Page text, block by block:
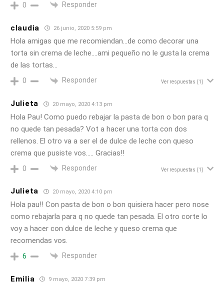
0 Responder
claudia 26 junio, 2020 5:59 pm
Hola amigas que me recomiendan…de como decorar una
torta sin crema de leche….ami pequeño no le gusta la crema
de las tortas…
0 Responder Ver respuestas (1)
Julieta 20 mayo, 2020 4:13 pm
Hola Pau! Como puedo rebajar la pasta de bon o bon para q
no quede tan pesada? Vot a hacer una torta con dos
rellenos. El otro va a ser el de dulce de leche con queso
crema que pusiste vos….. Gracias!!
0 Responder Ver respuestas (1)
Julieta 20 mayo, 2020 4:10 pm
Hola pau!! Con pasta de bon o bon quisiera hacer pero nose
como rebajarla para q no quede tan pesada. El otro corte lo
voy a hacer con dulce de leche y queso crema que
recomendas vos.
6 Responder
Emilia 9 mayo, 2020 7:39 pm